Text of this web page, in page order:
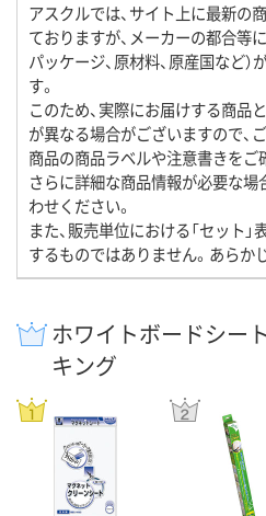
アスクルでは、サイト上に最新の
ておりますが、メーカーの都合等に
パッケージ、原材料、原産国など
す。
このため、実際にお届けする商品
が異なる場合がございますので、
商品の商品ラベルや注意書きをご
さらに詳細な商品情報が必要な場
わせください。
また、販売単位における「セット
するものではありません。あらか
ホワイトボードシー
キング